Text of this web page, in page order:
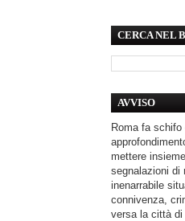
CERCA NEL
AVVISO
Roma fa schifo
mettere
segnalazioni di
inenarrabile
connivenza,
versa la città di